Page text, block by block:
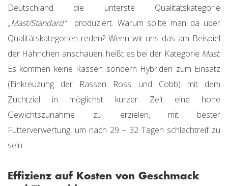
Deutschland die unterste Qualitätskategorie
„Mast/Standard“produziert. Warum sollte man da über
Qualitätskategorien reden? Wenn wir uns das am Beispiel
der Hähnchen anschauen, heißt es bei der Kategorie Mast:
Es kommen keine Rassen sondern Hybriden zum Einsatz
(Einkreuzung der Rassen Ross und Cobb) mit dem
Zuchtziel in möglichst kurzer Zeit eine hohe
Gewichtszunahme zu erzielen, mit bester
Futterverwertung, um nach 29 – 32 Tagen schlachtreif zu
sein.
Effizienz auf Kosten von Geschmack